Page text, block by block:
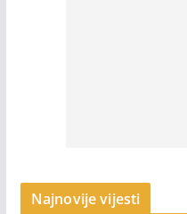
Najnovije vijesti